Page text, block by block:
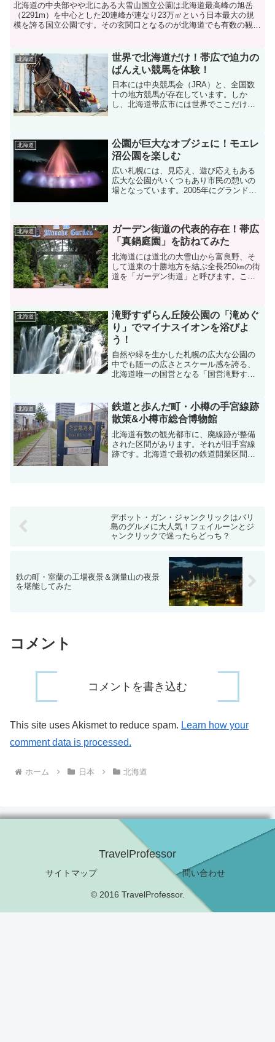
北海道の中央部やや北にある大雪山国立公園は北海道最高峰の旭岳
（2291m）を中心とした20連峰が連なり23万㎡という日本最大の規
模を誇る国立公園です。その玄関口となるのが北海道でも有数の観光
北海道
世界で北海道だけ！帯広で迫力の
ばんえい競馬を体験！
日本には中央競馬会（JRA）と、全国数
十の地方競馬が存在しています。しか
し、北海道帯広市には世界でここだけで
十勝」を久々に体感するた...
北海道
公園が巨大なオブジェに！モエレ
沼公園を楽しむ
広い札幌には、見応え、遊び応えもある
広大な公園がいくつもあり市民の憩いの
場となっています。2005年にグランドオ
く、壮大なアートを...
北海道
ガーデン街道の代表的存在！帯広
「真鍋庭園」を訪ねてみた
北海道には道北の大雪山から富良野、そ
して道東の十勝地方を結ぶ全長250㎞の街
道を「ガーデン街道」と呼びます。この
観光客も増え始めてい...
北海道
滝野すずらん丘陵公園の「滝めぐ
り」でマイナスイオンを浴びよ
う！
自然や緑を生かした札幌の広大な公園の
中でも随一の広さとスケール感を誇る、
北海道唯一の国営となる「国営滝野すず
から秋にかけて様々な花を咲かせること
で有名ですが、暑い夏には...
北海道
鉄道と歩んだ町・小樽の手宮線跡
散策&小樽市総合博物館
北海道有数の観光都市に、廃線跡が整備
された区間があります。それが旧手宮線
跡です。北海道で最初の鉄道開業区間の
デポット・ガン・ジャンクリックはバリ
島のグルメに大人気！フェイルーンとジ
ャンクリックで迷ったらどっち？
鉄の町・室蘭の工場夜景＆測量山の夜景
を堪能してみた
コメント
コメントを書き込む
This site uses Akismet to reduce spam. Learn how your
comment data is processed.
ホーム 日本 北海道
TravelProfessor
サイトマップ 問い合わせ
© 2016 TravelProfessor.